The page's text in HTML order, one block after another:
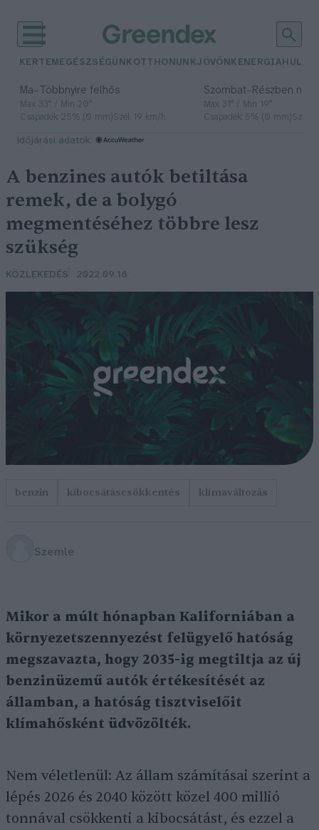
KERTEM EGÉSZSÉGÜNK OTTHONUNKJÖVŐNK ENERGIA
Ma– Többnyire felhős
Max 33° / Min 20°
Csapadék: 25% (0 mm)Szél: 19 km/h
Szombat– Részben
Max 31° / Min 19°
Csapadék: 5% (0 mm)Szél:
időjárási adatok:
A benzines autók betiltása
remek, de a bolygó
megmentéséhez többre lesz
szükség
KÖZLEKEDÉS 2022.09.18
benzin kibocsátáscsökkentés klímaváltozás
Szemle
Mikor a múlt hónapban Kaliforniában a
környezetszennyezést felügyelő hatóság
megszavazta, hogy 2035-ig megtiltja az új
benzinüzemű autók értékesítését az
államban, a hatóság tisztviselőit
klímahősként üdvözölték.
Nem véletlenül: Az állam számításai szerint a
lépés 2026 és 2040 között közel 400 millió
tonnával csökkenti a kibocsátást, és ezzel a